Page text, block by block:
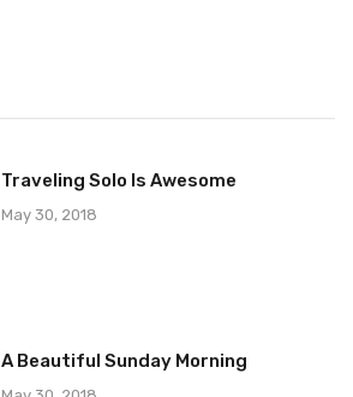
Traveling Solo Is Awesome
May 30, 2018
A Beautiful Sunday Morning